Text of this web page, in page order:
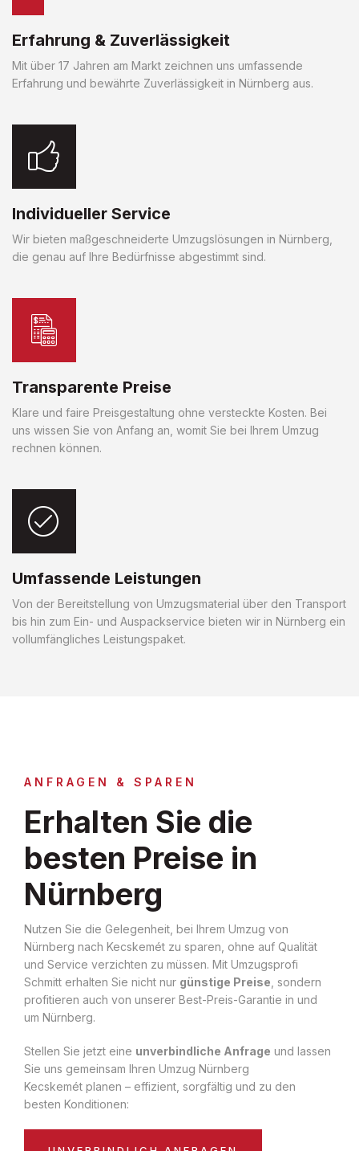
Erfahrung & Zuverlässigkeit
Mit über 17 Jahren am Markt zeichnen uns umfassende
Erfahrung und bewährte Zuverlässigkeit in Nürnberg aus.
Individueller Service
Wir bieten maßgeschneiderte Umzugslösungen in Nürnberg,
die genau auf Ihre Bedürfnisse abgestimmt sind.
Transparente Preise
Klare und faire Preisgestaltung ohne versteckte Kosten. Bei
uns wissen Sie von Anfang an, womit Sie bei Ihrem Umzug
rechnen können.
Umfassende Leistungen
Von der Bereitstellung von Umzugsmaterial über den Transport
bis hin zum Ein- und Auspackservice bieten wir in Nürnberg ein
vollumfängliches Leistungspaket.
ANFRAGEN & SPAREN
Erhalten Sie die
besten Preise in
Nürnberg
Nutzen Sie die Gelegenheit, bei Ihrem Umzug von
Nürnberg nach Kecskemét zu sparen, ohne auf Qualität
und Service verzichten zu müssen. Mit Umzugsprofi
Schmitt erhalten Sie nicht nur günstige Preise , sondern
profitieren auch von unserer Best-Preis-Garantie in und
um Nürnberg.
Stellen Sie jetzt eine unverbindliche Anfrage und lassen
Sie uns gemeinsam Ihren Umzug Nürnberg
Kecskemét planen – effizient, sorgfältig und zu den
besten Konditionen: